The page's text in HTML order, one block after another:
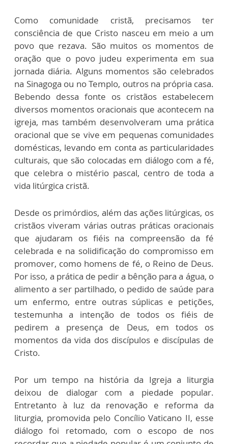
Como comunidade cristã, precisamos ter
consciência de que Cristo nasceu em meio a um
povo que rezava. São muitos os momentos de
oração que o povo judeu experimenta em sua
jornada diária. Alguns momentos são celebrados
na Sinagoga ou no Templo, outros na própria casa.
Bebendo dessa fonte os cristãos estabelecem
diversos momentos oracionais que acontecem na
igreja, mas também desenvolveram uma prática
oracional que se vive em pequenas comunidades
domésticas, levando em conta as particularidades
culturais, que são colocadas em diálogo com a fé,
que celebra o mistério pascal, centro de toda a
vida litúrgica cristã.
Desde os primórdios, além das ações litúrgicas, os
cristãos viveram várias outras práticas oracionais
que ajudaram os fiéis na compreensão da fé
celebrada e na solidificação do compromisso em
promover, como homens de fé, o Reino de Deus.
Por isso, a prática de pedir a bênção para a água, o
alimento a ser partilhado, o pedido de saúde para
um enfermo, entre outras súplicas e petições,
testemunha a intenção de todos os fiéis de
pedirem a presença de Deus, em todos os
momentos da vida dos discípulos e discípulas de
Cristo.
Por um tempo na história da Igreja a liturgia
deixou de dialogar com a piedade popular.
Entretanto à luz da renovação e reforma da
liturgia, promovida pelo Concílio Vaticano II, esse
diálogo foi retomado, com o escopo de nos